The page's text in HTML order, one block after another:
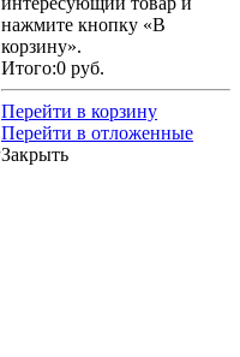
нажмите кнопку «В
корзину».
Итого:0 руб.
Перейти в корзину
Перейти в отложенные
Закрыть